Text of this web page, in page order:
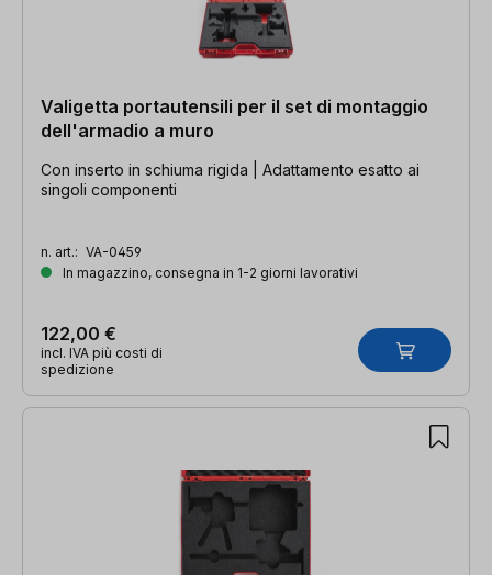
Valigetta portautensili per il set di montaggio
dell'armadio a muro
Con inserto in schiuma rigida | Adattamento esatto ai
singoli componenti
n. art.: VA-0459
In magazzino, consegna in 1-2 giorni lavorativi
122,00 €
incl. IVA più costi di
spedizione